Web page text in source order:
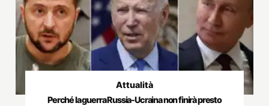
Attualità
Perché la guerra Russia-Ucraina non finirà presto